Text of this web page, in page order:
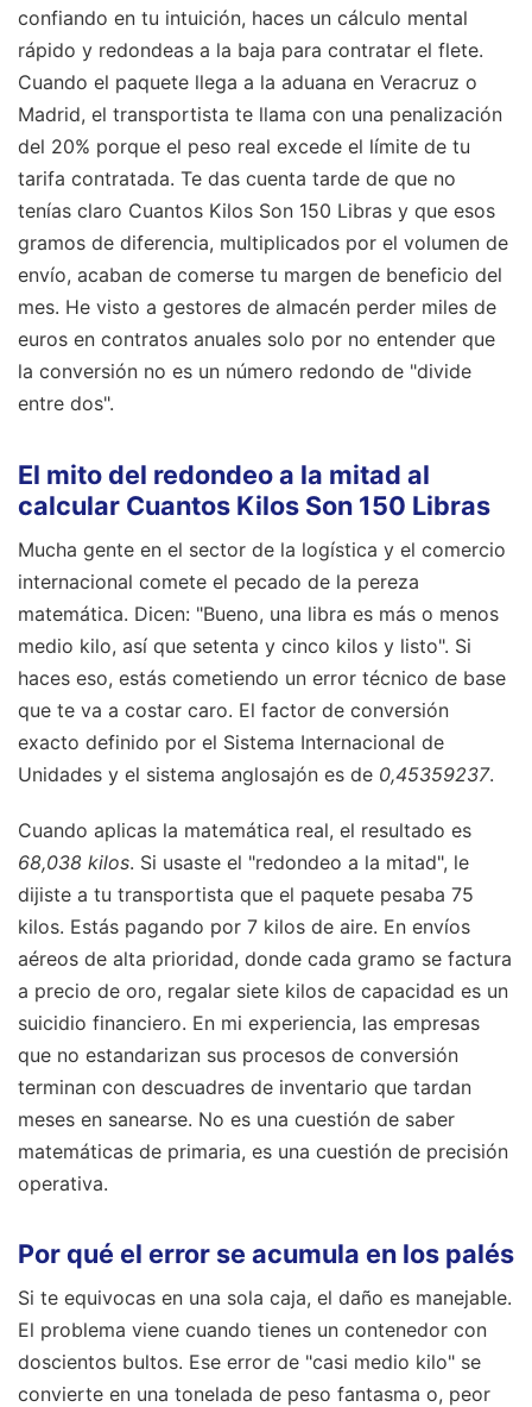
confiando en tu intuición, haces un cálculo mental
rápido y redondeas a la baja para contratar el flete.
Cuando el paquete llega a la aduana en Veracruz o
Madrid, el transportista te llama con una penalización
del 20% porque el peso real excede el límite de tu
tarifa contratada. Te das cuenta tarde de que no
tenías claro Cuantos Kilos Son 150 Libras y que esos
gramos de diferencia, multiplicados por el volumen de
envío, acaban de comerse tu margen de beneficio del
mes. He visto a gestores de almacén perder miles de
euros en contratos anuales solo por no entender que
la conversión no es un número redondo de "divide
entre dos".
El mito del redondeo a la mitad al
calcular Cuantos Kilos Son 150 Libras
Mucha gente en el sector de la logística y el comercio
internacional comete el pecado de la pereza
matemática. Dicen: "Bueno, una libra es más o menos
medio kilo, así que setenta y cinco kilos y listo". Si
haces eso, estás cometiendo un error técnico de base
que te va a costar caro. El factor de conversión
exacto definido por el Sistema Internacional de
Unidades y el sistema anglosajón es de 0,45359237.
Cuando aplicas la matemática real, el resultado es
68,038 kilos. Si usaste el "redondeo a la mitad", le
dijiste a tu transportista que el paquete pesaba 75
kilos. Estás pagando por 7 kilos de aire. En envíos
aéreos de alta prioridad, donde cada gramo se factura
a precio de oro, regalar siete kilos de capacidad es un
suicidio financiero. En mi experiencia, las empresas
que no estandarizan sus procesos de conversión
terminan con descuadres de inventario que tardan
meses en sanearse. No es una cuestión de saber
matemáticas de primaria, es una cuestión de precisión
operativa.
Por qué el error se acumula en los palés
Si te equivocas en una sola caja, el daño es manejable.
El problema viene cuando tienes un contenedor con
doscientos bultos. Ese error de "casi medio kilo" se
convierte en una tonelada de peso fantasma o, peor